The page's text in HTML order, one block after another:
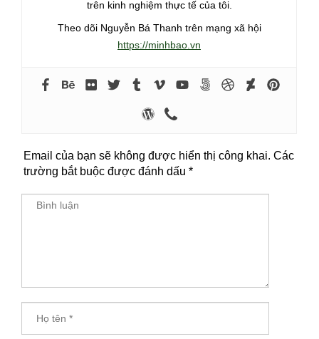
trên kinh nghiệm thực tế của tôi.
Theo dõi Nguyễn Bá Thanh trên mạng xã hội
https://minhbao.vn
Email của bạn sẽ không được hiển thị công khai. Các
trường bắt buộc được đánh dấu *